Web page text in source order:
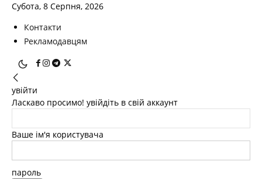
Субота, 8 Серпня, 2026
Контакти
Рекламодавцям
увійти
Ласкаво просимо! увійдіть в свій аккаунт
Ваше ім'я користувача
пароль